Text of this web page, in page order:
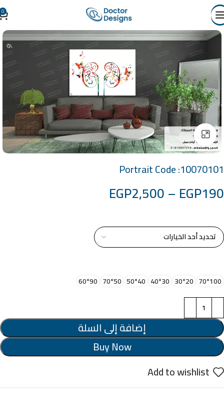
0
Click to enlarge
Portrait Code :10070101
EGP190
–
EGP2,500
100*70
20*30
30*40
40*50
50*70
90*60
إضافة إلى السلة
Buy Now
Add to wishlist